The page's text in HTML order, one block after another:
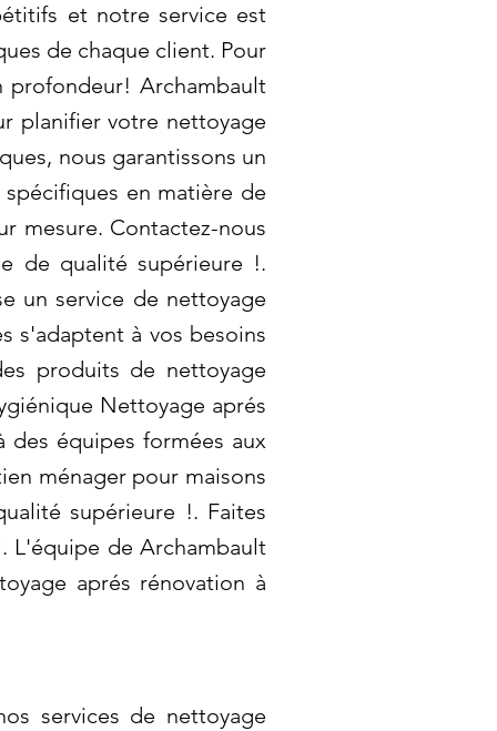
et notre service est
de chaque client. Pour
profondeur! Archambault
planifier votre nettoyage
nous garantissons un
en matière de
mesure. Contactez-nous
de qualité supérieure !.
un service de nettoyage
s'adaptent à vos besoins
produits de nettoyage
Nettoyage aprés
équipes formées aux
ménager pour maisons
supérieure !. Faites
L'équipe de Archambault
aprés rénovation à
services de nettoyage